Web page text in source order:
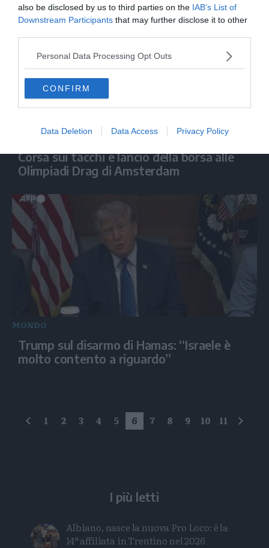
also be disclosed by us to third parties on the IAB’s List of
Downstream Participants that may further disclose it to other
Personal Data Processing Opt Outs
CONFIRM
Data Deletion Data Access Privacy Policy
MONDO
Corsa sui tacchi e lancio della borsa alle
Olimpiadi Drag di Amsterdam
MONDO
Trump sul disarmo di Hamas: “Israele è
molto contento a riguardo”
precedente
1 2 3 4 5 6 7 8 9 10 11
I più letti
Albiano, nasce la nuova Pro Loco: è la
14ª affiliata in Trentino nel 2026